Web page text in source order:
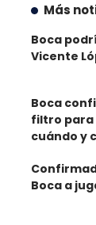
Más
Boca
Vicente
Boca
filtro para
cuándo y
Boca a